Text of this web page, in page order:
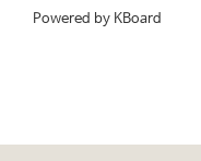
Powered by KBoard